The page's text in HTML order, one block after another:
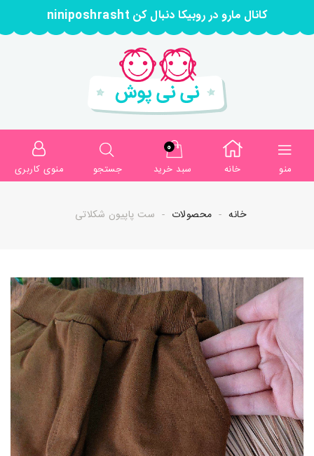
کانال مارو در روبیکا دنبال کن niniposhrasht
منو خانه
0
سبد خرید
جستجو منوی کاربری
خانه محصولات ست پاپیون شکلاتی